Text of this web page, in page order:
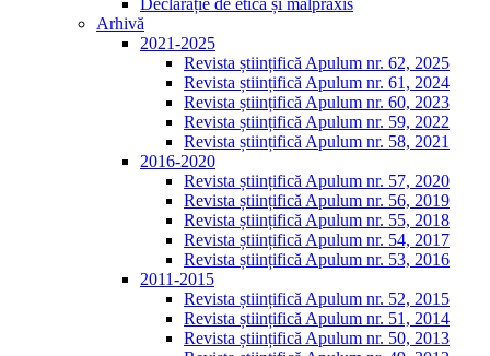
Declarație de etică și malpraxis
Arhivă
2021-2025
Revista științifică Apulum nr. 62, 2025
Revista științifică Apulum nr. 61, 2024
Revista științifică Apulum nr. 60, 2023
Revista științifică Apulum nr. 59, 2022
Revista științifică Apulum nr. 58, 2021
2016-2020
Revista științifică Apulum nr. 57, 2020
Revista științifică Apulum nr. 56, 2019
Revista științifică Apulum nr. 55, 2018
Revista științifică Apulum nr. 54, 2017
Revista științifică Apulum nr. 53, 2016
2011-2015
Revista științifică Apulum nr. 52, 2015
Revista științifică Apulum nr. 51, 2014
Revista științifică Apulum nr. 50, 2013